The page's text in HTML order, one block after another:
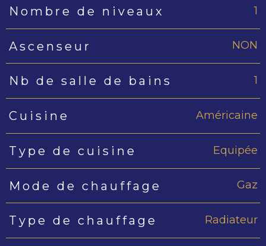
Nombre de niveaux 1
Ascenseur NON
Nb de salle de bains 1
Cuisine Américaine
Type de cuisine Equipée
Mode de chauffage Gaz
Type de chauffage Radiateur